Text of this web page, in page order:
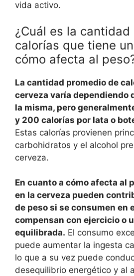
vida activo.
¿Cuál es la
calorías que tiene
cómo afecta al
La cantidad promedio de
cerveza varía dependiendo
la misma, pero
y 200 calorías por lata o
Estas calorías provienen
carbohidratos y el alcohol
cerveza.
En cuanto a cómo afecta al
en la cerveza pueden
de peso si se consumen en
compensan con ejercicio o
equilibrada. El consumo
puede aumentar la ingesta
lo que a su vez puede
desequilibrio energético y al